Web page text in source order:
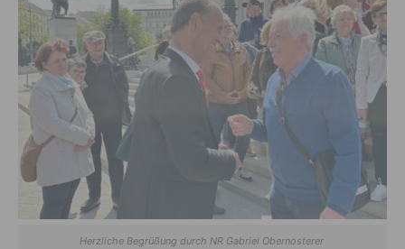
Herzliche Begrüßung durch NR Gabriel Obernosterer